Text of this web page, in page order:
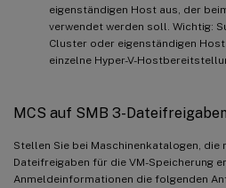
eigenständigen Host aus, der
verwendet werden soll. Wichtig:
Cluster oder eigenständigen Host
einzelne Hyper-V-
MCS auf SMB 3-Dateifreigaben
Stellen Sie bei Maschinenkatalogen, die
Dateifreigaben für die VM-Speicherung
Anmeldeinformationen die folgenden